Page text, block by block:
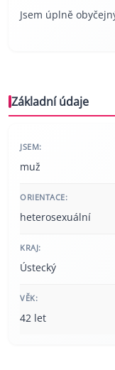
Jsem úplně
Základní údaje
JSEM:
muž
ORIENTACE:
heterosexuální
KRAJ:
Ústecký
VĚK:
42 let